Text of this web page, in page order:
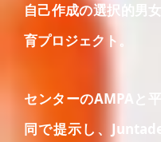
自己作成の選択的男
育プロジェクト。
センターのAMPAと
同で提示し、